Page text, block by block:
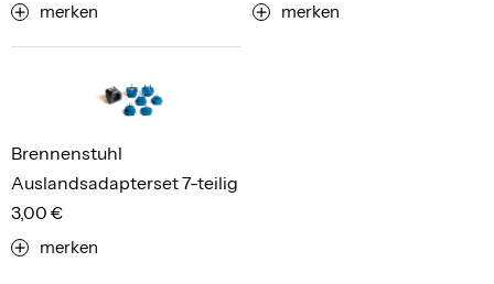
merken merken
Auslandsadapterset 7-teilig
Brennenstuhl
3,00 €
merken